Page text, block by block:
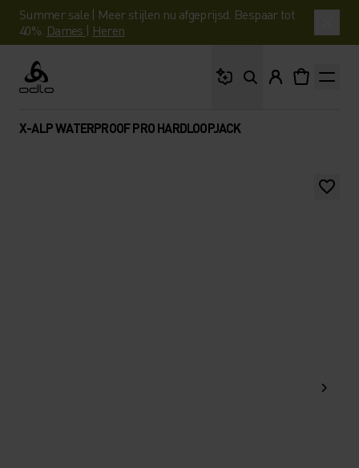
Summer sale | Meer stijlen nu afgeprijsd. Bespaar tot
40%. Dames | Heren
Odlo
X-ALP WATERPROOF PRO HARDLOOPJACK